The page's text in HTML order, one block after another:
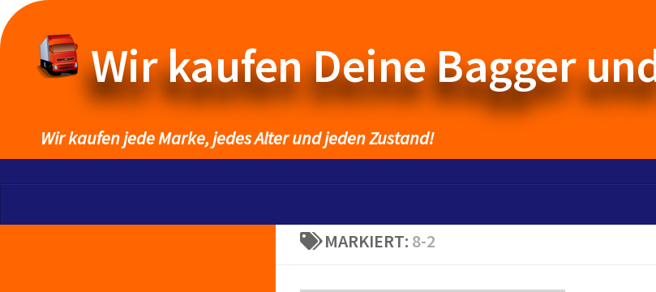
Wir kaufen Deine Bagger
Wir kaufen jede Marke, jedes Alter und jeden Zustand!
MARKIERT: 8-2